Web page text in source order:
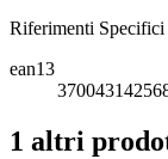
Riferimenti Specifici
ean13
1 altri